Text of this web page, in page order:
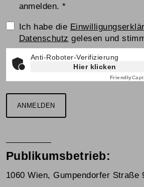
anmelden.*
Einwilligungserklärung
Ich habe die
Datenschutz gelesen und
Anti-Roboter-Verifizierung
Hier klicken
Friendly
ANMELDEN
Publikumsbetrieb:
1060 Wien, Gumpendorfer Straße